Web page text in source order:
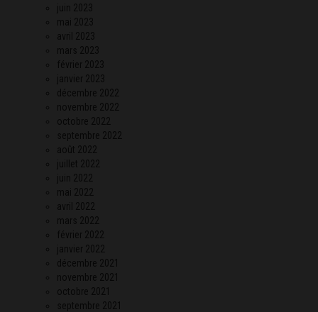
juin 2023
mai 2023
avril 2023
mars 2023
février 2023
janvier 2023
décembre 2022
novembre 2022
octobre 2022
septembre 2022
août 2022
juillet 2022
juin 2022
mai 2022
avril 2022
mars 2022
février 2022
janvier 2022
décembre 2021
novembre 2021
octobre 2021
septembre 2021